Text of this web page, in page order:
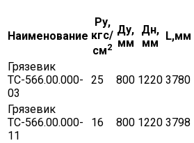
Наименование
Ру,
кгс/
см2
Ду,
мм
Дн,
мм
L,мм
Грязевик
ТС-566.00.000-
03
25 800 1220 3780
Грязевик
ТС-566.00.000-
11
16 800 1220 3798